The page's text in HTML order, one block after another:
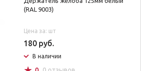
(RAL 9003)
Цена за: шт
180 руб.
В наличии